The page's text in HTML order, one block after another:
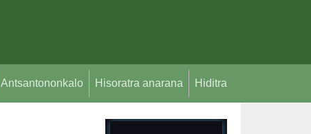
Antsantononkalo Hisoratra anarana Hiditra